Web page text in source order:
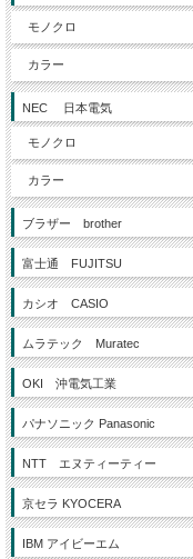
モノクロ
カラー
NEC 日本電気
モノクロ
カラー
ブラザー brother
富士通 FUJITSU
カシオ CASIO
ムラテック Muratec
OKI 沖電気工業
パナソニック Panasonic
NTT エヌティーティー
京セラ KYOCERA
IBM アイビーエム